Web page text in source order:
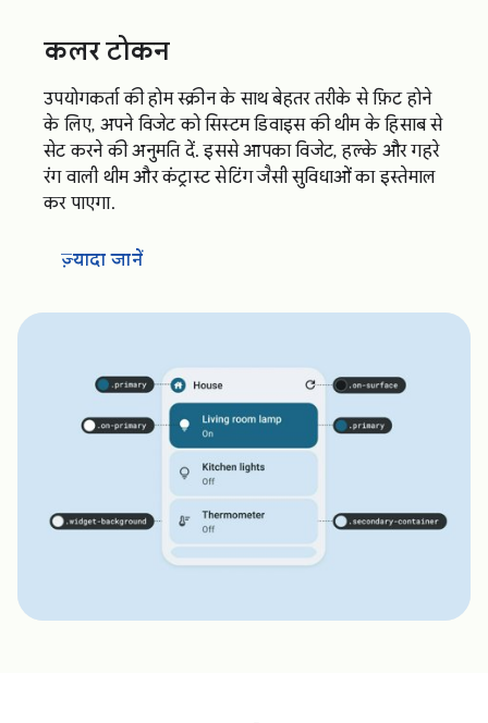
कलर टोकन
उपयोगकर्ता की होम स्क्रीन के साथ बेहतर तरीके से फ़िट होने
के लिए, अपने विजेट को सिस्टम डिवाइस की थीम के हिसाब से
सेट करने की अनुमति दें. इससे आपका विजेट, हल्के और गहरे
रंग वाली थीम और कंट्रास्ट सेटिंग जैसी सुविधाओं का इस्तेमाल
कर पाएगा.
ज़्यादा जानें